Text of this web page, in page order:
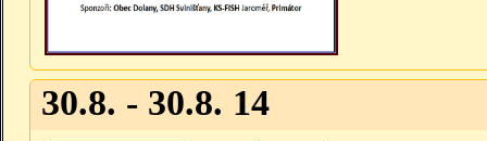
30.8. - 30.8. 14